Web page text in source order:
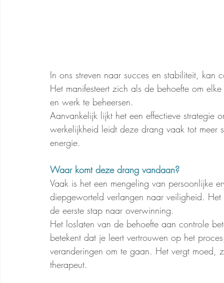
In ons streven naar succes en stabiliteit, kan
Het manifesteert zich als de behoefte om
en werk te beheersen.
Aanvankelijk lijkt het een effectieve
werkelijkheid leidt deze drang vaak tot meer
energie.
Waar komt deze drang vandaan?
Vaak is het een mengeling van persoonlijke
diepgeworteld verlangen naar veiligheid.
de eerste stap naar overwinning.
Het loslaten van de behoefte aan controle
betekent dat je leert vertrouwen op het
veranderingen om te gaan. Het vergt
therapeut.